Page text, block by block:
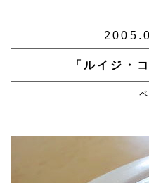
「ルイジ・